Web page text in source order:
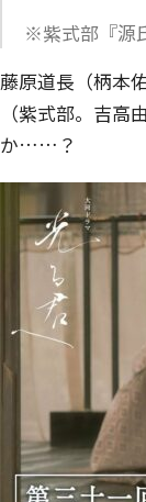
※紫式部『源
藤原道長（柄本
（紫式部。吉
か……？